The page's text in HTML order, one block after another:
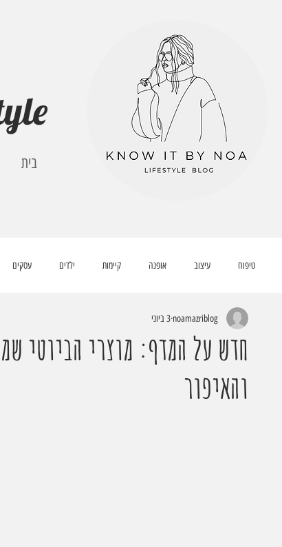
בית
טיפוח עיצוב אופנה קיימות ילדים עסקים
חדש על המדף: מוצרי הביוטי
והאיפור
noamazriblog 3 ביוני